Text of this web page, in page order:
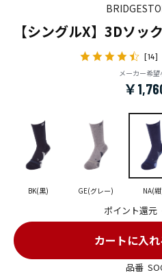
【シングルX】3Dソッ
[14]
メーカー希
￥
品番
ポイント還元
BK(黒) GE(グレー) NA(